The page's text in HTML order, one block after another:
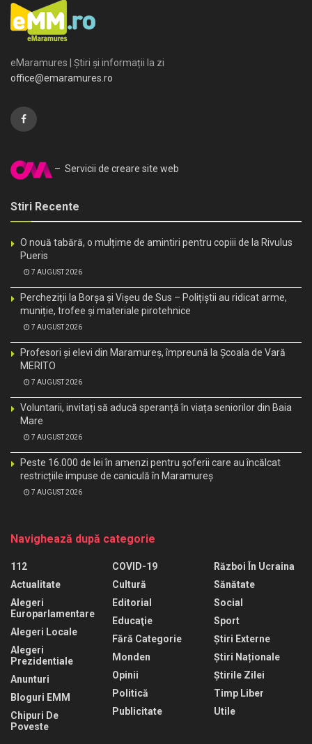
eMaramures | Știri și informații la zi
office@emaramures.ro
– Servicii de creare site web
Stiri Recente
O nouă tabără, o mulțime de amintiri pentru copiii de la Rivulus
Pueris
7 AUGUST 2026
Percheziții la Borșa și Vișeu de Sus – Polițiștii au ridicat arme,
muniție, trofee și materiale pirotehnice
7 AUGUST 2026
Profesori și elevi din Maramureș, împreună la Școala de Vară
MERITO
7 AUGUST 2026
Voluntarii, invitați să aducă speranță în viața seniorilor din Baia
Mare
7 AUGUST 2026
Peste 16.000 de lei în amenzi pentru șoferii care au încălcat
restricțiile impuse de caniculă în Maramureș
7 AUGUST 2026
Navighează după categorie
112
Actualitate
Alegeri
Europarlamentare
Alegeri Locale
Alegeri
Prezidentiale
Anunturi
Bloguri EMM
Chipuri De
Poveste
COVID-19
Cultură
Editorial
Educaţie
Fără Categorie
Monden
Opinii
Politică
Publicitate
Război În Ucraina
Sănătate
Social
Sport
Știri Externe
Știri Naționale
Știrile Zilei
Timp Liber
Utile